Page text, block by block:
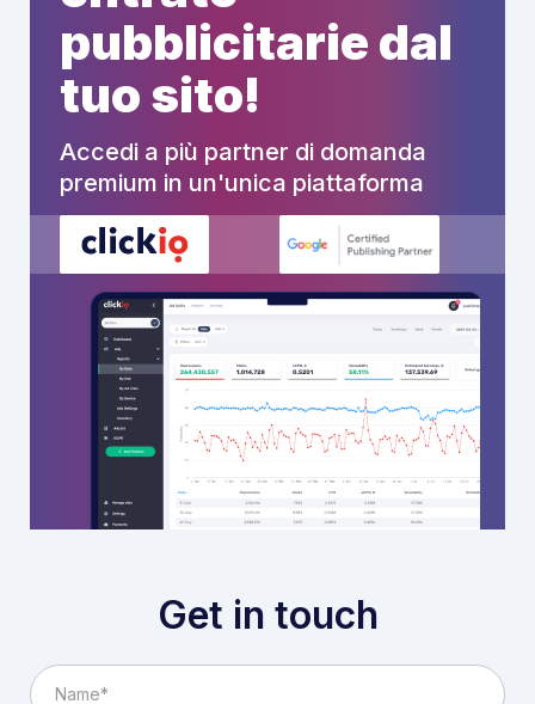
pubblicitarie dal
tuo sito!
Accedi a più partner di domanda
premium in un'unica piattaforma
Get in touch